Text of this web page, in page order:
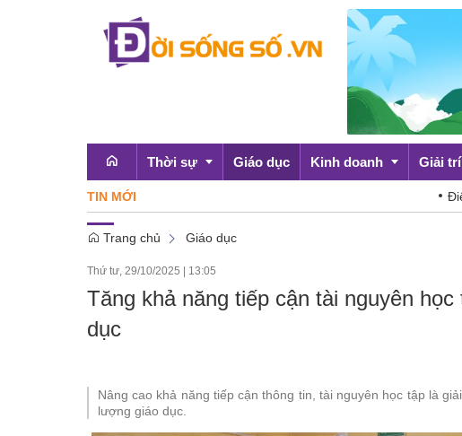
Thời sự
Emagazine
Giáo dục Kinh doanh Giải trí
TIN MỚI Điểm
Trang chủ Giáo dục
Thứ tư, 29/10/2025 13:05
Tăng khả năng tiếp cận tài nguyên
dục
Nâng cao khả năng tiếp cận thông tin, tài nguyên học tập là
lượng giáo dục.